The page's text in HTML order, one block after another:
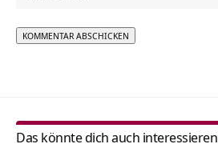
Das könnte dich auch interessieren